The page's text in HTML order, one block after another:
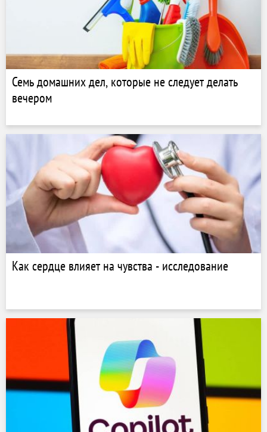
Семь домашних дел, которые не следует делать
вечером
Как сердце влияет на чувства - исследование